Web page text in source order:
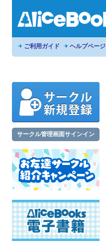
ご利用ガイド ヘルプページ
サークル管理画面サインイン